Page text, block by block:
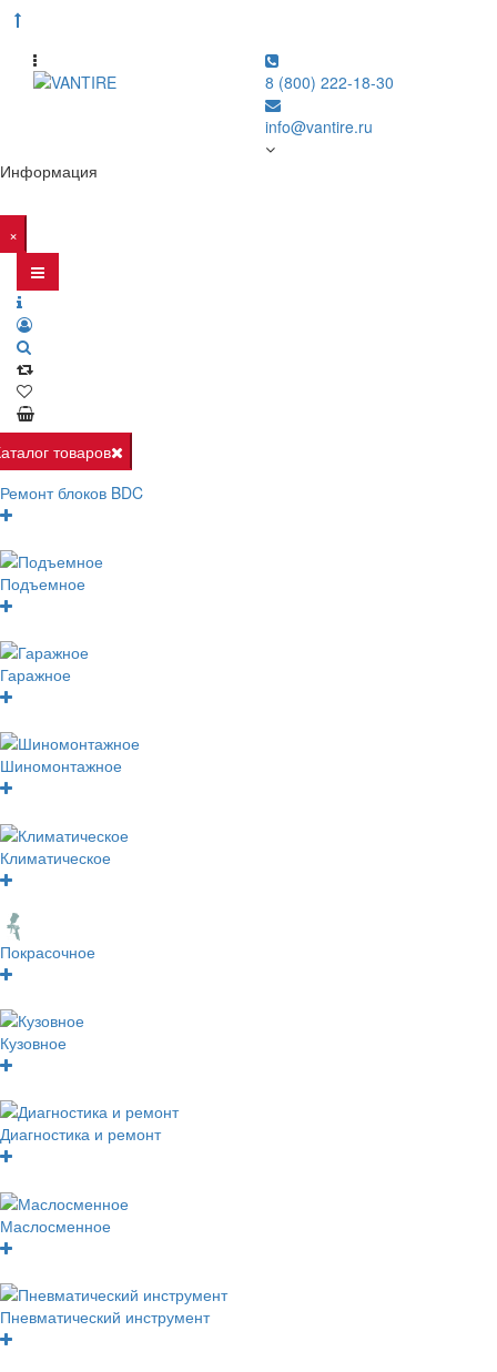
8 (800) 222-18-30
info@vantire.ru
Информация
×
товаров
Ремонт блоков BDC
Подъемное
Гаражное
Шиномонтажное
Климатическое
Покрасочное
Кузовное
Диагностика и ремонт
Маслосменное
Пневматический инструмент